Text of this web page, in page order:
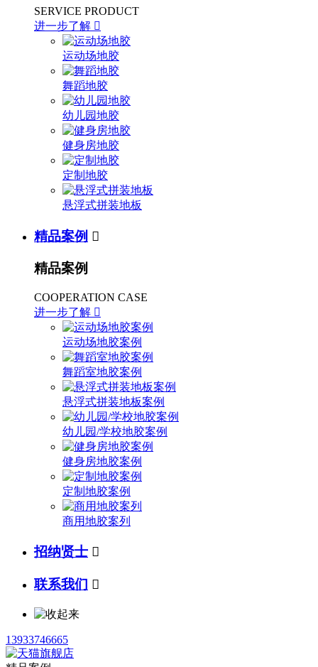
SERVICE PRODUCT
进一步了解 
运动场地胶
舞蹈地胶
幼儿园地胶
健身房地胶
定制地胶
悬浮式拼装地板
精品案例 
精品案例
COOPERATION CASE
进一步了解 
运动场地胶案例
舞蹈室地胶案例
悬浮式拼装地板案例
幼儿园/学校地胶案例
健身房地胶案例
定制地胶案例
商用地胶案列
招纳贤士 
联系我们 
13933746665